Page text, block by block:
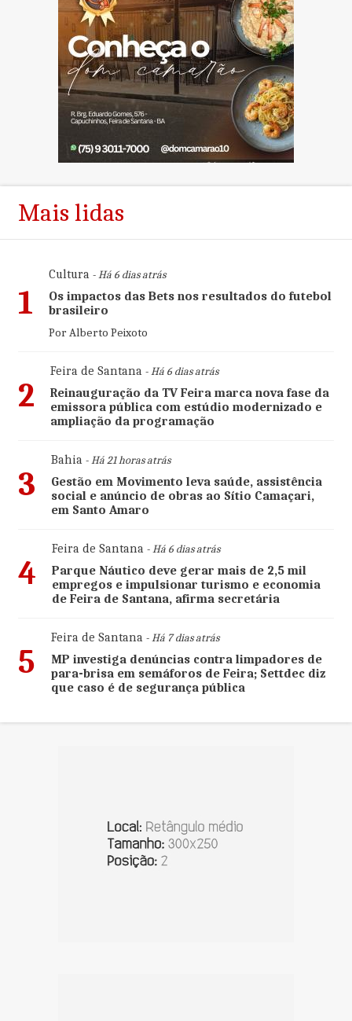
Mais lidas
1
Cultura- Há 6 dias atrás
Os impactos das Bets nos resultados do futebol
brasileiro
Por Alberto Peixoto
2
Feira de Santana- Há 6 dias atrás
Reinauguração da TV Feira marca nova fase da
emissora pública com estúdio modernizado e
ampliação da programação
3
Bahia- Há 21 horas atrás
Gestão em Movimento leva saúde, assistência
social e anúncio de obras ao Sítio Camaçari,
em Santo Amaro
4
Feira de Santana- Há 6 dias atrás
Parque Náutico deve gerar mais de 2,5 mil
empregos e impulsionar turismo e economia
de Feira de Santana, afirma secretária
5
Feira de Santana- Há 7 dias atrás
MP investiga denúncias contra limpadores de
para-brisa em semáforos de Feira; Settdec diz
que caso é de segurança pública